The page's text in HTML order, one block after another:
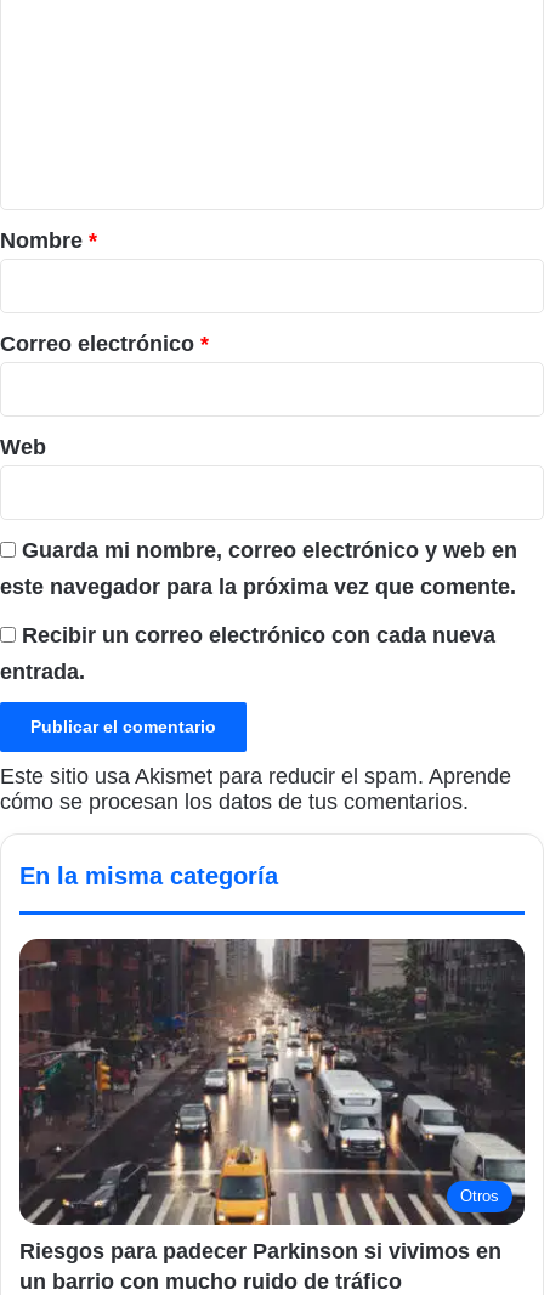
r
i
o
*
Nombre *
Correo electrónico *
Web
Guarda mi nombre, correo electrónico y web en
este navegador para la próxima vez que comente.
Recibir un correo electrónico con cada nueva
entrada.
Este sitio usa Akismet para reducir el spam. Aprende
cómo se procesan los datos de tus comentarios.
En la misma categoría
Otros
Riesgos para padecer Parkinson si vivimos en
un barrio con mucho ruido de tráfico